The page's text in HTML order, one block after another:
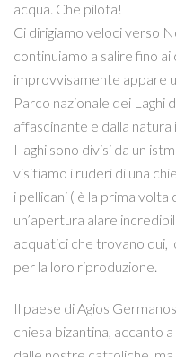
acqua. Che pilota!
Ci dirigiamo veloci verso
continuiamo a salire fino ai
improvvisamente appare
Parco nazionale dei Laghi
affascinante e dalla natura
I laghi sono divisi da un
visitiamo i ruderi di una
i pellicani ( è la prima volta
un’apertura alare
acquatici che trovano qui,
per la loro riproduzione.
Il paese di Agios
chiesa bizantina, accanto